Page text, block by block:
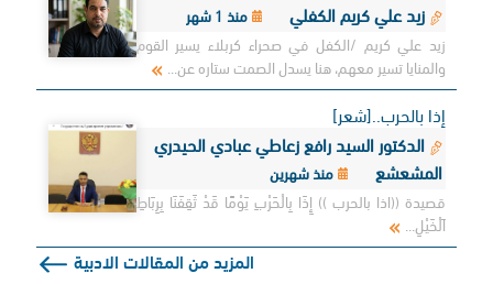
زيد علي كريم الكفلي
منذ 1 شهر
زيد علي كريم /الكفل في صحراء كربلاء يسير القوم
والمنايا تسير معهم، هنا يسدل الصمت ستاره عن...
إذا بالحرب..[شعر]
الدكتور السيد رافع زعاطي عبادي الحيدري
المشعشع
منذ شهرين
قصيدة ((اذا بالحرب )) إِذَا بِالْحَرْبِ يَوْمًا قَدْ ثَقِفَنَا بِرِبَاطِ
اَلْخَيْلِ...
المزيد من المقالات الادبية